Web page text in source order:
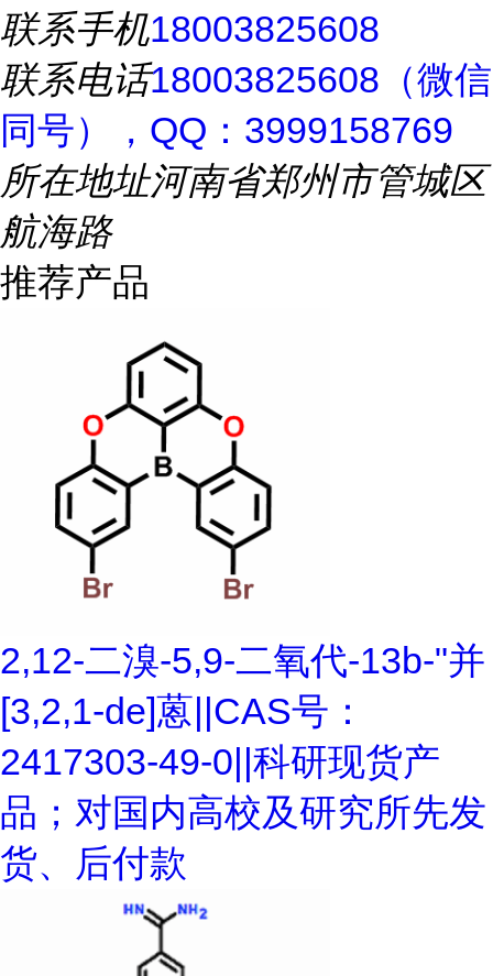
联系手机18003825608
联系电话18003825608（微信
同号），QQ：3999158769
所在地址河南省郑州市管城区
航海路
推荐产品
2,12-二溴-5,9-二氧代-13b-"并
[3,2,1-de]蒽||CAS号：
2417303-49-0||科研现货产
品；对国内高校及研究所先发
货、后付款